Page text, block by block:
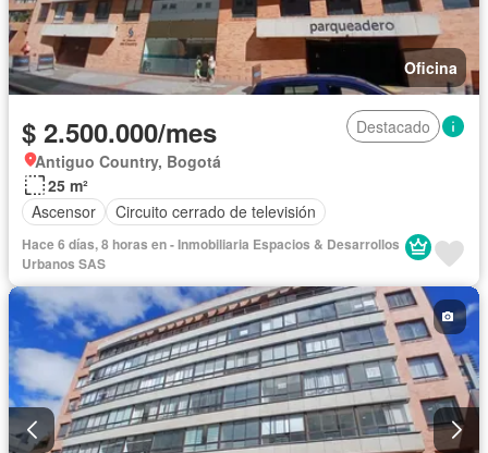
Oficina
$ 2.500.000/mes
Destacado
Antiguo Country, Bogotá
25 m²
Ascensor
Circuito cerrado de televisión
Hace 6 días, 8 horas en - Inmobiliaria Espacios & Desarrollos
Urbanos SAS